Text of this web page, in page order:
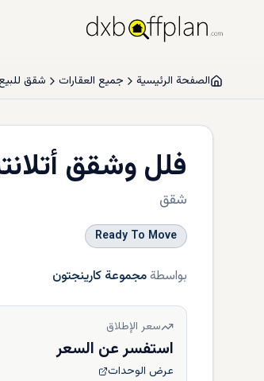
الصفحة الرئيسية جميع العقارات شقق
فلل وشقق
شقق
Ready To Move
بواسطةمجموعة كارينجتون
سعر الإطلاق
استفسر عن السعر
عرض الوحدات